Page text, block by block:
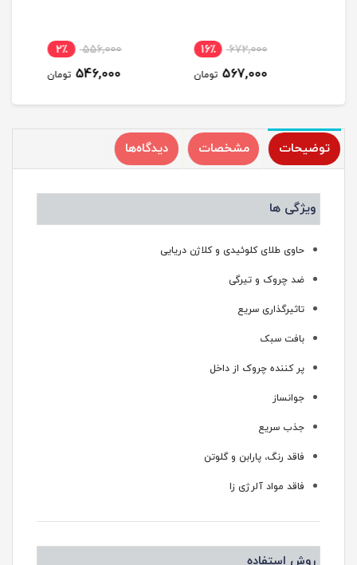
672,000 16٪
567,000 تومان
556,000 2٪
546,000 تومان
توضیحات مشخصات دیدگاه‌ها
ویژگی ها
حاوی طلای کلوئیدی و کلاژن دریایی
ضد چروک و تیرگی
تاثیرگذاری سریع
بافت سبک
پر کننده چروک از داخل
جوانساز
جذب سریع
فاقد رنگ، پارابن و گلوتن
فاقد مواد آلرژی زا
روش استفاده